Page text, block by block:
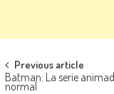
Navegación de
Previous article
Batman: La serie
normal